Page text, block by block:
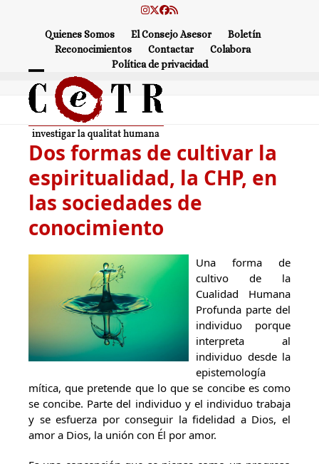
Instagram
Twitter
Facebook
RSS
Quienes Somos El Consejo Asesor
Boletín
Reconocimientos
Contactar
Colabora
Política de privacidad
Open
mobile
menu
Close
mobile
menu
Dos formas de cultivar la
espiritualidad, la CHP, en
las sociedades de
conocimiento
Una forma de
cultivo de la
Cualidad Humana
Profunda parte del
individuo porque
interpreta al
individuo desde la
epistemología
mítica, que pretende que lo que se concibe es como
se concibe. Parte del individuo y el individuo trabaja
y se esfuerza por conseguir la fidelidad a Dios, el
amor a Dios, la unión con Él por amor.